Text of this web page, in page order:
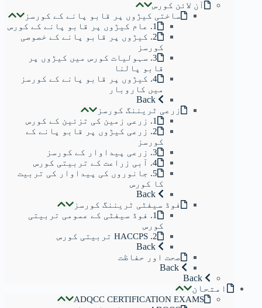
آن لائن کورس
ساختی کیڑوں پر قابو پانے کے کورسز
1. عام کیڑوں پر قابو پانے کے کورس
2. کیڑوں پر قابو پانے کے خصوصی
کورسز
3. سہولیات کورس میں کیڑوں پر
قابو پالنا
4. کیڑوں پر قابو پانے کے کورسز
میں کاروبار
زرعی ٹریننگ کورسز
1. زرعی زمین کی تزئین کے کورس
2. زرعی کیڑوں پر قابو پانے کے
کورسز
3. زرعی پیداوار کے کورسز
4. آبی زراعت کے تربیتی کورس
5. جانوروں کی پیداوار کی تربیت
کا کورس
فوڈ سیفٹی ٹریننگ کورسز
1. فوڈ سیفٹی کے عمومی تربیتی
کورس
2. HACCPS تربیتی کورس
صحت اور حفاظت
امتحان
ADQCC CERTIFICATION EXAMS